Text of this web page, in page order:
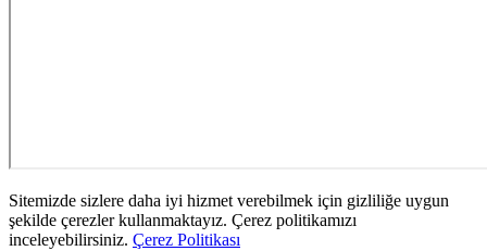
Sitemizde sizlere daha iyi hizmet verebilmek için gizliliğe uygun
şekilde çerezler kullanmaktayız. Çerez politikamızı
inceleyebilirsiniz. Çerez Politikası